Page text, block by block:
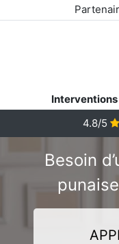
4.8/5
Besoin